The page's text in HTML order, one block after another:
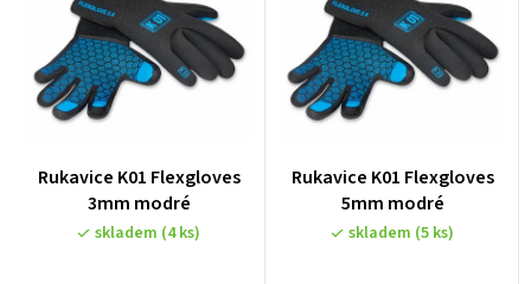
Rukavice K01 Flexgloves
3mm modré
skladem (4 ks)
Rukavice K01 Flexgloves
5mm modré
skladem (5 ks)